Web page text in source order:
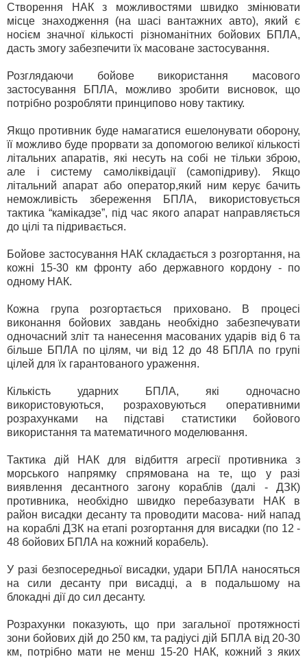
Створення НАК з можливостями швидко змінювати
місце знаходження (на шасі вантажних авто), який є
носієм значної кількості різноманітних бойових БПЛА,
дасть змогу забезпечити їх масоване застосування.
Розглядаючи бойове використання масового
застосування БПЛА, можливо зробити висновок, що
потрібно розробляти принципово нову тактику.
Якщо противник буде намагатися ешелонувати оборону,
її можливо буде прорвати за допомогою великої кількості
літальних апаратів, які несуть на собі не тільки зброю,
але і систему самоліквідації (самопідриву). Якщо
літальний апарат або оператор,який ним керує бачить
неможливість збереження БПЛА, використовується
тактика “камікадзе”, під час якого апарат направляється
до цілі та підривається.
Бойове застосування НАК складається з розгортання, на
кожні 15-30 км фронту або державного кордону - по
одному НАК.
Кожна група розгортається приховано. В процесі
виконання бойових завдань необхідно забезпечувати
одночасний зліт та нанесення масованих ударів від 6 та
більше БПЛА по цілям, чи від 12 до 48 БПЛА по групі
цілей для їх гарантованого ураження.
Кількість ударних БПЛА, які одночасно
використовуються, розраховуються оперативними
розрахунками на підставі статистики бойового
використання та математичного моделювання.
Тактика дій НАК для відбиття агресії противника з
морського напрямку спрямована на те, що у разі
виявлення десантного загону кораблів (далі - ДЗК)
противника, необхідно швидко перебазувати НАК в
район висадки десанту та проводити масова- ний напад
на кораблі ДЗК на етапі розгортання для висадки (по 12 -
48 бойових БПЛА на кожний корабель).
У разі безпосередньої висадки, удари БПЛА наносяться
на сили десанту при висадці, а в подальшому на
блокадні дії до сил десанту.
Розрахунки показують, що при загальної протяжності
зони бойових дій до 250 км, та радіусі дій БПЛА від 20-30
км, потрібно мати не менш 15-20 НАК, кожний з яких